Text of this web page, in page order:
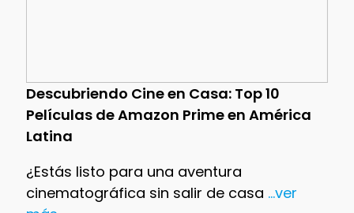
Descubriendo Cine en Casa: Top 10
Películas de Amazon Prime en América
Latina
¿Estás listo para una aventura
cinematográfica sin salir de casa ...ver